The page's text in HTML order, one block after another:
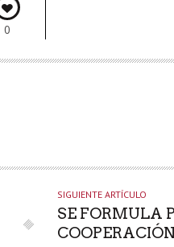
0
SIGUIENTE ARTÍCULO
SE FORMULA